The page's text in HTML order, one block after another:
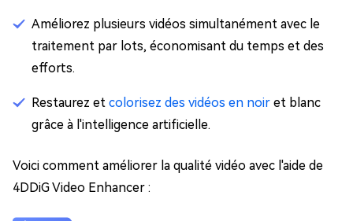
Améliorez plusieurs vidéos simultanément avec le
traitement par lots, économisant du temps et des
efforts.
Restaurez et colorisez des vidéos en noir et blanc
grâce à l'intelligence artificielle.
Voici comment améliorer la qualité vidéo avec l'aide de
4DDiG Video Enhancer :